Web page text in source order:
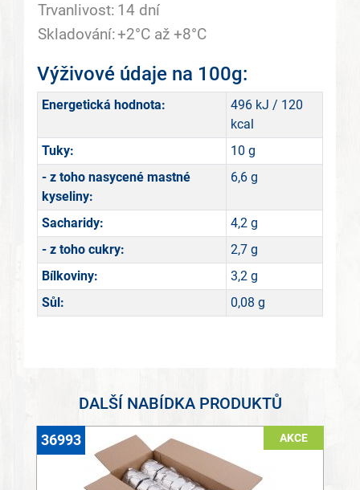
Trvanlivost: 14 dní
Skladování:+2°C až +8°C
Výživové údaje na 100g:
Energetická hodnota:
496 kJ / 120
kcal
Tuky:
10 g
- z toho nasycené mastné
kyseliny:
6,6 g
Sacharidy:
4,2 g
- z toho cukry:
2,7 g
Bílkoviny:
3,2 g
Sůl:
0,08 g
DALŠÍ NABÍDKA PRODUKTŮ
AKCE
36993